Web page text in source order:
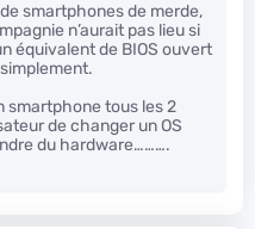
smartphones de merde,
n’aurait pas lieu si
équivalent de BIOS ouvert
smartphone tous les 2
de changer un OS
du hardware……….